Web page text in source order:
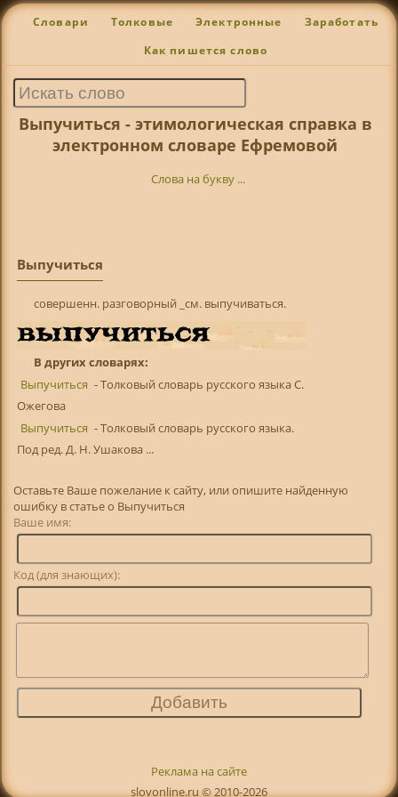
Словари Толковые Электронные Заработать
Как пишется слово
Выпучиться - этимологическая справка в
электронном словаре Ефремовой
Слова на букву ...
Выпучиться
совершенн. разговорный _см. выпучиваться.
В других словарях:
Выпучиться - Толковый словарь русского языка С.
Ожегова
Выпучиться - Толковый словарь русского языка.
Под ред. Д. Н. Ушакова ...
Оставьте Ваше пожелание к сайту, или опишите найденную
ошибку в статье о Выпучиться
Ваше имя:
Код (для знающих):
Реклама на сайте
slovonline.ru © 2010-2026